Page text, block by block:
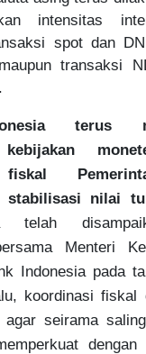
intensitas
spot dan
transaksi
terus
fiskal
stabilisasi nilai
telah
Menteri
Indonesia pada
koordinasi fiskal
agar seirama
dengan